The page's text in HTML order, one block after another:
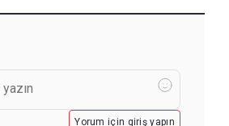
Yorum için giriş yapın